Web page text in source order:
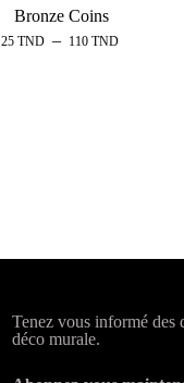
Bronze Coins
25TND – 110TND
Tenez vous informé des
déco murale.